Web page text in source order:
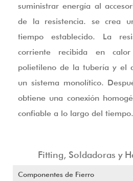
Fitting, Soldadoras y
Componentes de Fierro
suministrar energía al
de la resistencia. se crea
tiempo establecido. La
corriente recibida en
polietileno de la tubería y el
un sistema monolítico.
obtiene una conexión
confiable a lo largo del tiempo.